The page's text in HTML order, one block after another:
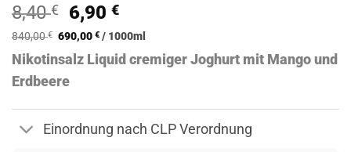
mit4.83
von 5,
basierend
Kundenbewertungen
8,40€
Ursprünglicher
Preis
war:
8,40 €
6,90€Aktueller
Preis
ist:
6,90 €.
840,00€ 690,00€ / 1000ml
Nikotinsalz Liquid cremiger Joghurt mit Mango und
Erdbeere
Einordnung nach CLP Verordnung